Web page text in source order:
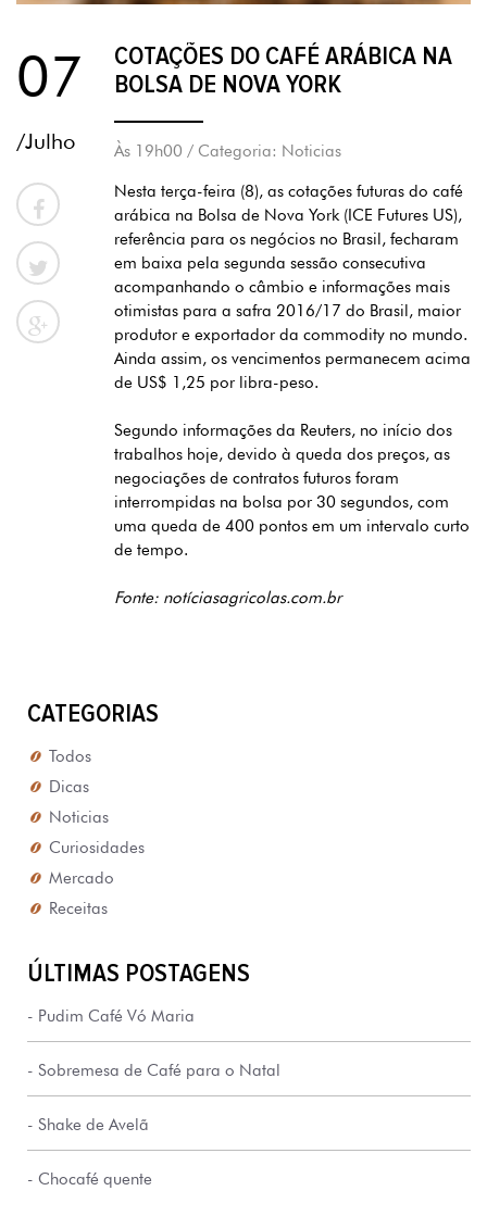
07
/Julho



COTAÇÕES DO CAFÉ ARÁBICA NA
BOLSA DE NOVA YORK
Às 19h00 / Categoria: Noticias
Nesta terça-feira (8), as cotações futuras do café
arábica na Bolsa de Nova York (ICE Futures US),
referência para os negócios no Brasil, fecharam
em baixa pela segunda sessão consecutiva
acompanhando o câmbio e informações mais
otimistas para a safra 2016/17 do Brasil, maior
produtor e exportador da commodity no mundo.
Ainda assim, os vencimentos permanecem acima
de US$ 1,25 por libra-peso.
Segundo informações da Reuters, no início dos
trabalhos hoje, devido à queda dos preços, as
negociações de contratos futuros foram
interrompidas na bolsa por 30 segundos, com
uma queda de 400 pontos em um intervalo curto
de tempo.
Fonte: notíciasagricolas.com.br
CATEGORIAS
Todos
Dicas
Noticias
Curiosidades
Mercado
Receitas
ÚLTIMAS POSTAGENS
Pudim Café Vó Maria
Sobremesa de Café para o Natal
Shake de Avelã
Chocafé quente